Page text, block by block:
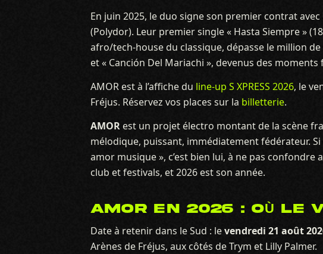
En juin 2025, le duo signe son premier contrat
(Polydor). Leur premier single « Hasta Siempre »
afro/tech-house du classique, dépasse le million
et « Canción Del Mariachi », devenus des
AMOR est à l’affiche du line-up S XPRESS 2026, le
Fréjus. Réservez vos places sur la billetterie.
AMORest un projet électro montant de la scène
mélodique, puissant, immédiatement fédérateur.
amor musique », c’est bien lui, à ne pas confondre
club et festivals, et 2026 est son année.
AMOR EN 2026 : OÙ LE
Date à retenir dans le Sud : levendredi 21 août
Arènes de Fréjus, aux côtés de Trym et Lilly Palmer.